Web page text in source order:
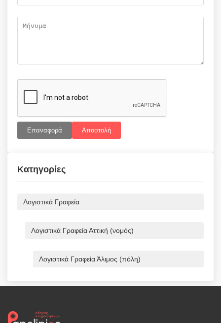
Επαναφορά Αποστολή
Κατηγορίες
Λογιστικά Γραφεία
Λογιστικά Γραφεία Αττική (νομός)
Λογιστικά Γραφεία Άλιμος (πόλη)